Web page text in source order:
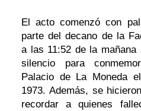
El acto comenzó con
parte del decano de la
a las 11:52 de la
silencio para
Palacio de La Moneda
1973. Además, se
recordar a quienes